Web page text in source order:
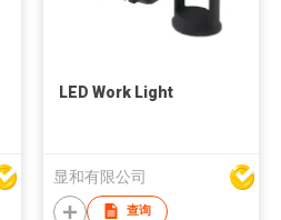
LED Work Light
显和有限公司
查询